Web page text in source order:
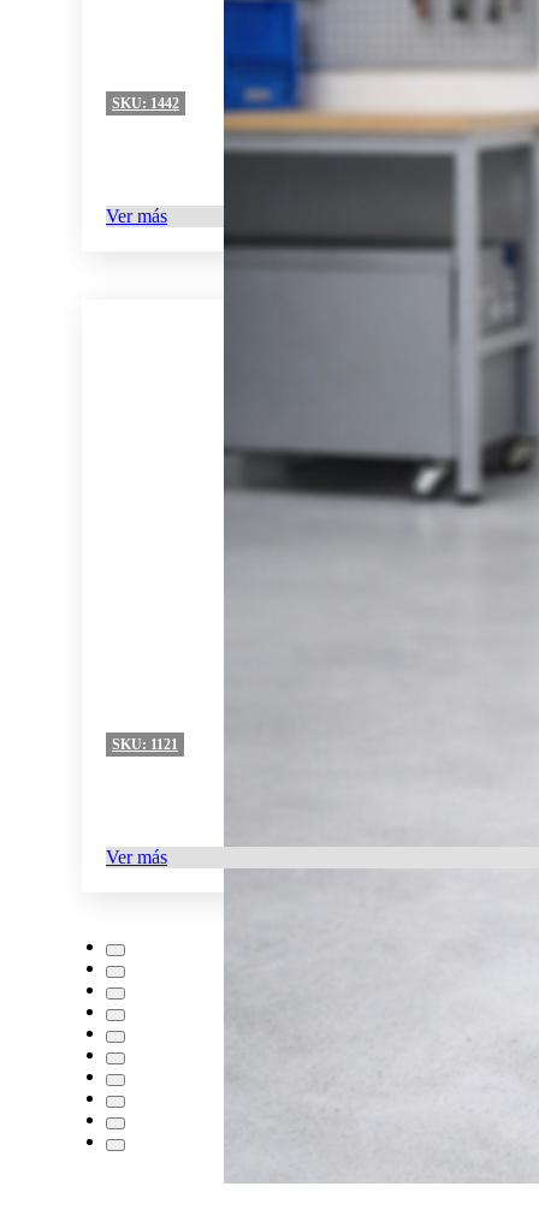
SKU: 1442
Ver más
SKU: 1121
Ver más